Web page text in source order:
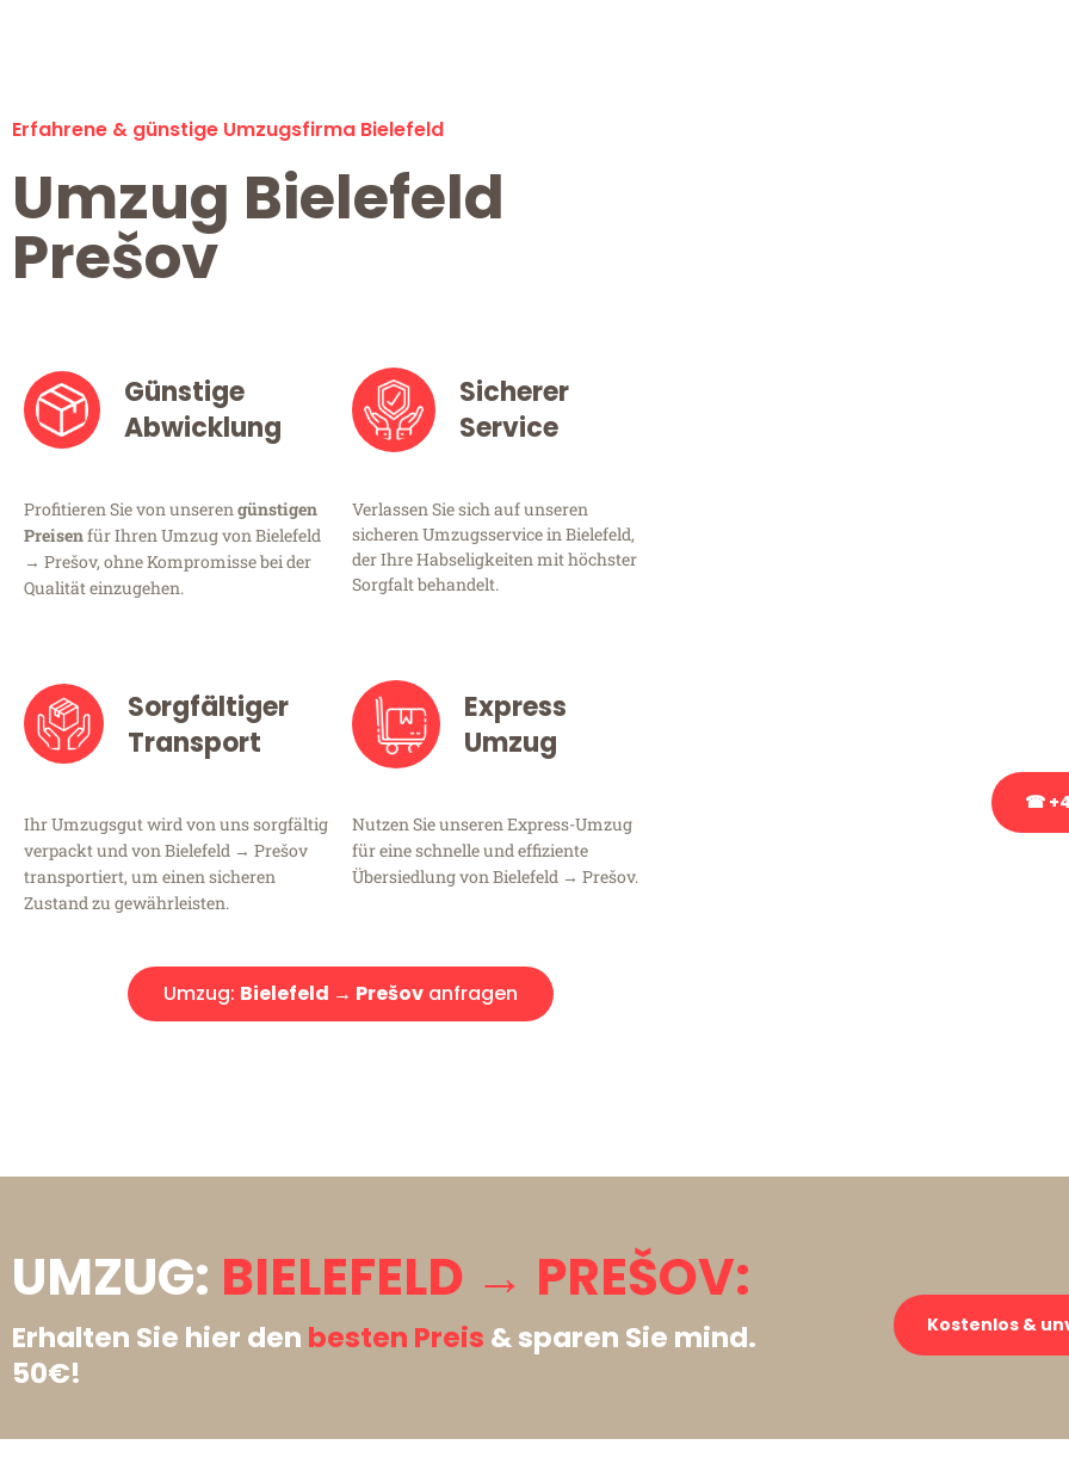
Erfahrene & günstige Umzugsfirma Bielefeld
Umzug Bielefeld
Prešov
Günstige
Abwicklung
Profitieren Sie von unserengünstigen
Preisenfür Ihren Umzug von Bielefeld
→ Prešov, ohne Kompromisse bei der
Qualität einzugehen.
Sicherer
Service
Verlassen Sie sich auf unseren
sicheren Umzugsservice in Bielefeld,
der Ihre Habseligkeiten mit höchster
Sorgfalt behandelt.
Sorgfältiger
Transport
Ihr Umzugsgut wird von uns sorgfältig
verpackt und von Bielefeld → Prešov
transportiert, um einen sicheren
Zustand zu gewährleisten.
Express
Umzug
Nutzen Sie unseren Express-Umzug
für eine schnelle und effiziente
Übersiedlung von Bielefeld → Prešov.
Umzug: Bielefeld → Prešovanfragen
☎
UMZUG: BIELEFELD → PREŠOV:
Erhalten Sie hier den besten Preis & sparen Sie mind.
50€!
Kostenlos &